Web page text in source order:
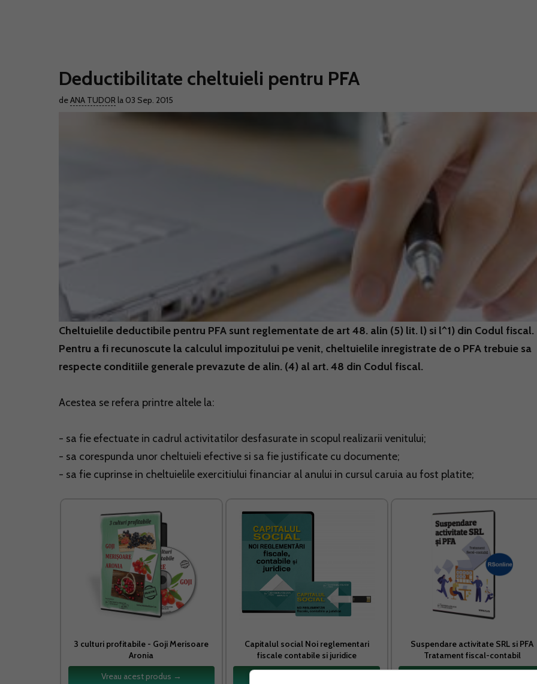
Deductibilitate cheltuieli pentru PFA
deANA TUDOR la 03 Sep. 2015
Cheltuielile deductibile pentru PFA sunt reglementate de art 48. alin (5) lit. l) si l^1) din Codul fiscal.
Pentru a fi recunoscute la calculul impozitului pe venit, cheltuielile inregistrate de o PFA trebuie sa
respecte conditiile generale prevazute de alin. (4) al art. 48 din Codul fiscal.
Acestea se refera printre altele la:
- sa fie efectuate in cadrul activitatilor desfasurate in scopul realizarii venitului;
- sa corespunda unor cheltuieli efective si sa fie justificate cu documente;
- sa fie cuprinse in cheltuielile exercitiului financiar al anului in cursul caruia au fost platite;
3 culturi profitabile - Goji Merisoare
Aronia
Vreau acest produs →
Capitalul social Noi reglementari
fiscale contabile si juridice
Suspendare activitate SRL si PFA
Tratament fiscal-contabil